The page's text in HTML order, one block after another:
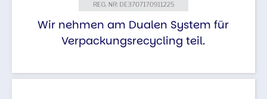
Wir nehmen am Dualen System für
Verpackungsrecycling teil.